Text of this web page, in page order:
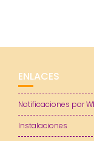
ENLACES
Notificaciones por
Instalaciones